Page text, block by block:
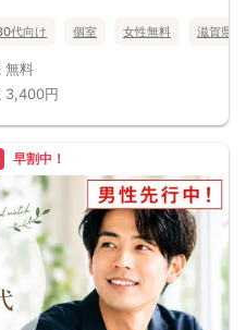
ィーになります。システムの関係
す。 ※集客状況に応じてサムネイル
と参加条件は変更されませんのでご
代向け 個室 女性無料 滋賀県
無料
3,400円
早割中！